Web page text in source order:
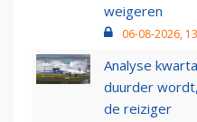
weigeren
06-08-2026,
Analyse
duurder
de reiziger